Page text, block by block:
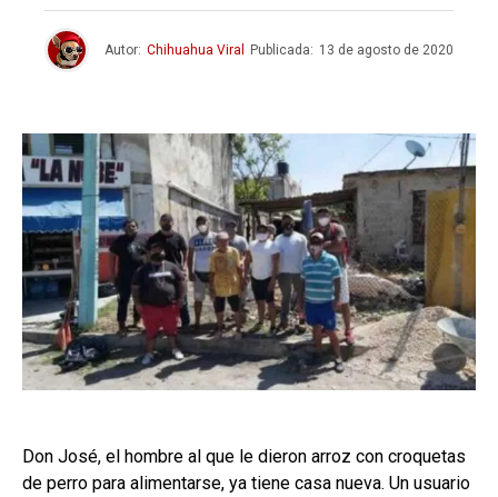
Autor: Chihuahua Viral Publicada: 13 de agosto de 2020
Don José, el hombre al que le dieron arroz con croquetas
de perro para alimentarse, ya tiene casa nueva. Un usuario